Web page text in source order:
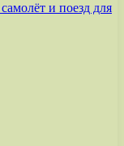
и поезд для